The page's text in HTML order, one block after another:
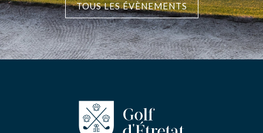
TOUS LES ÉVÈNEMENTS